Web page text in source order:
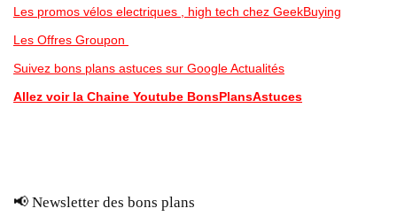
Les promos vélos electriques , high tech chez GeekBuying
Les Offres Groupon
Suivez bons plans astuces sur Google Actualités
Allez voir la Chaine Youtube BonsPlansAstuces
📢 Newsletter des bons plans